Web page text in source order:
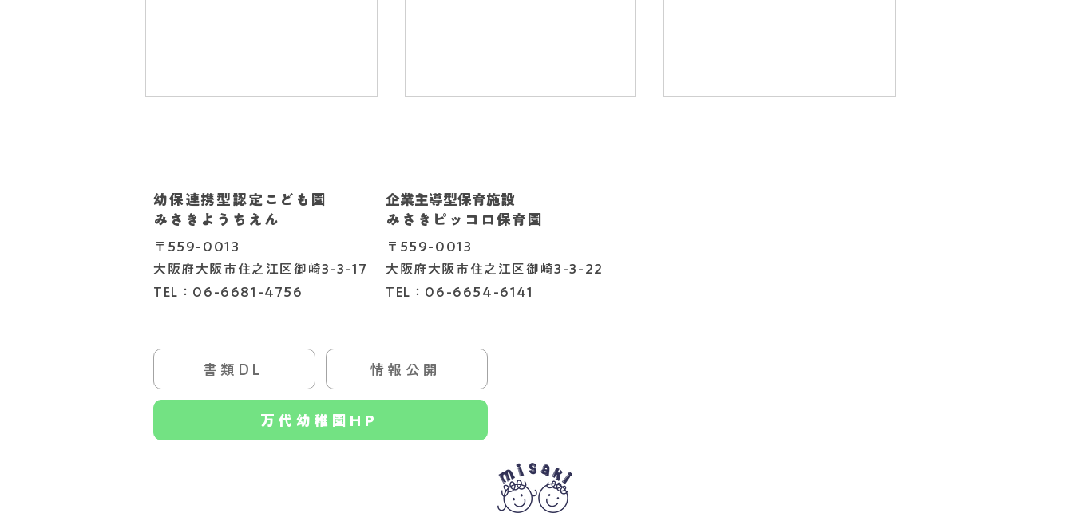
2026.08.07 2026.08.06
幼保連携型認定こども園
みさきようちえん
〒559-0013
大阪府大阪市住之江区御崎3-3-17
TEL：06-6681-4756
企業主導型保育施設
みさきピッコロ保育園
〒559-0013
大阪府大阪市住之江区御崎3-3-22
TEL：06-6654-6141
書類DL
書類DL 情報公開
万代幼稚園HP